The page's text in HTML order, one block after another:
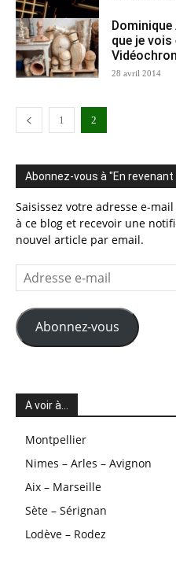
que je
28 avril 2014
1 2
Abonnez-vous à "En revenant
Saisissez votre adresse e-
à ce blog et recevoir une
nouvel article par email.
Adresse
e-
mail
Abonnez-vous
A voir à…
Montpellier
Nimes – Arles – Avignon
Aix – Marseille
Sète – Sérignan
Lodève – Rodez